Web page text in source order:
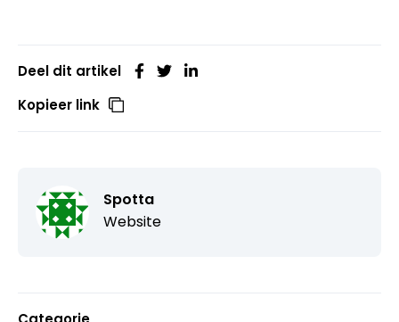
Deel dit artikel
Kopieer link
Spotta
Website